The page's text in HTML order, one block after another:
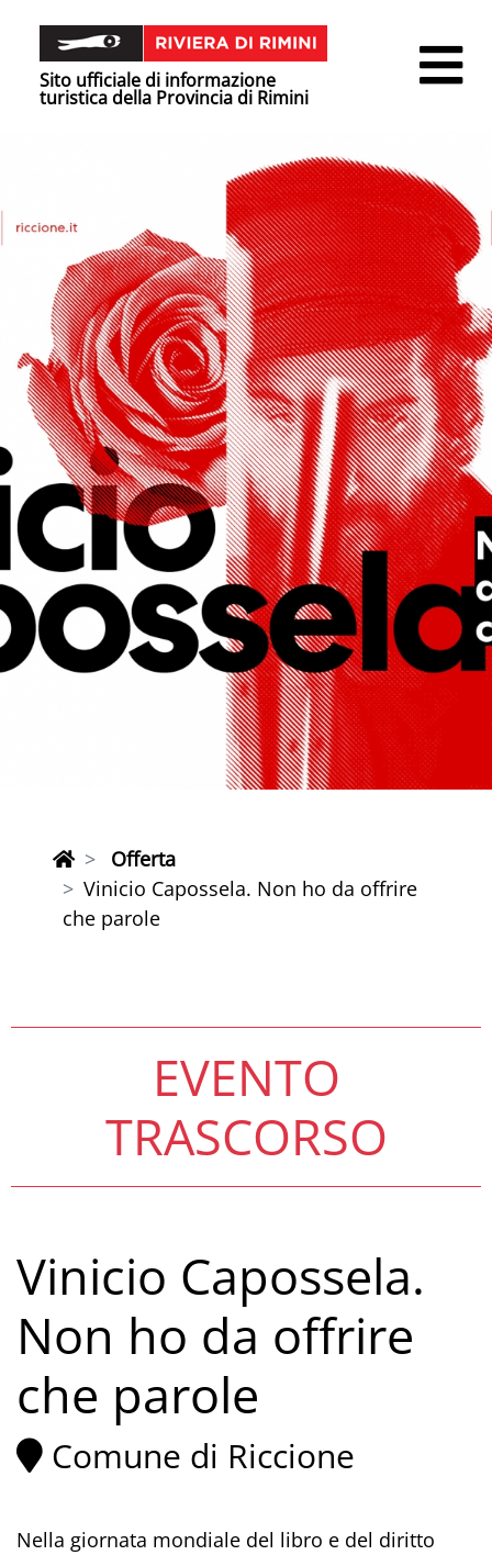
Sito ufficiale di informazione
turistica della Provincia di Rimini
Offerta
Vinicio Capossela. Non ho da offrire
che parole
EVENTO
TRASCORSO
Vinicio Capossela.
Non ho da offrire
che parole
Comune di Riccione
Nella giornata mondiale del libro e del diritto